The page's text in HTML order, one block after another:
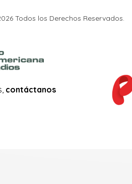
Todos los Derechos Reservados.
contáctanos